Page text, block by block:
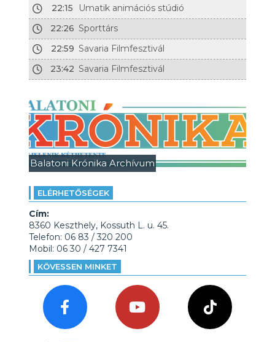
22:15
Umatik animációs stúdió
22:26 Sporttárs
22:59 Savaria Filmfesztivál
23:42 Savaria Filmfesztivál
Balatoni Krónika Archívum
ELÉRHETŐSÉGEK
Cím:
8360 Keszthely, Kossuth L. u. 45.
Telefon: 06 83 / 320 200
Mobil: 06 30 / 427 7341
KÖVESSEN MINKET